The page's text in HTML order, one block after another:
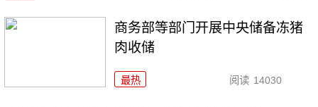
商务部等部门开展中央储备冻猪
肉收储
最热 阅读 14030